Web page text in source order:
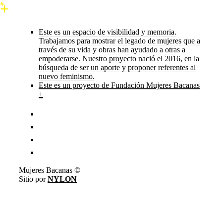
Este es un espacio de visibilidad y memoria.
Trabajamos para mostrar el legado de mujeres que a
través de su vida y obras han ayudado a otras a
empoderarse. Nuestro proyecto nació el 2016, en la
búsqueda de ser un aporte y proponer referentes al
nuevo feminismo.
Este es un proyecto de Fundación Mujeres Bacanas
+
Mujeres Bacanas ©
Sitio porNYLON